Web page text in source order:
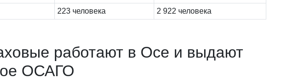
223 человека 2 922 человека
работают в Осе и выдают
ОСАГО